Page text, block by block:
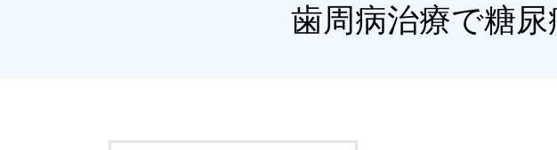
歯周病治療で糖